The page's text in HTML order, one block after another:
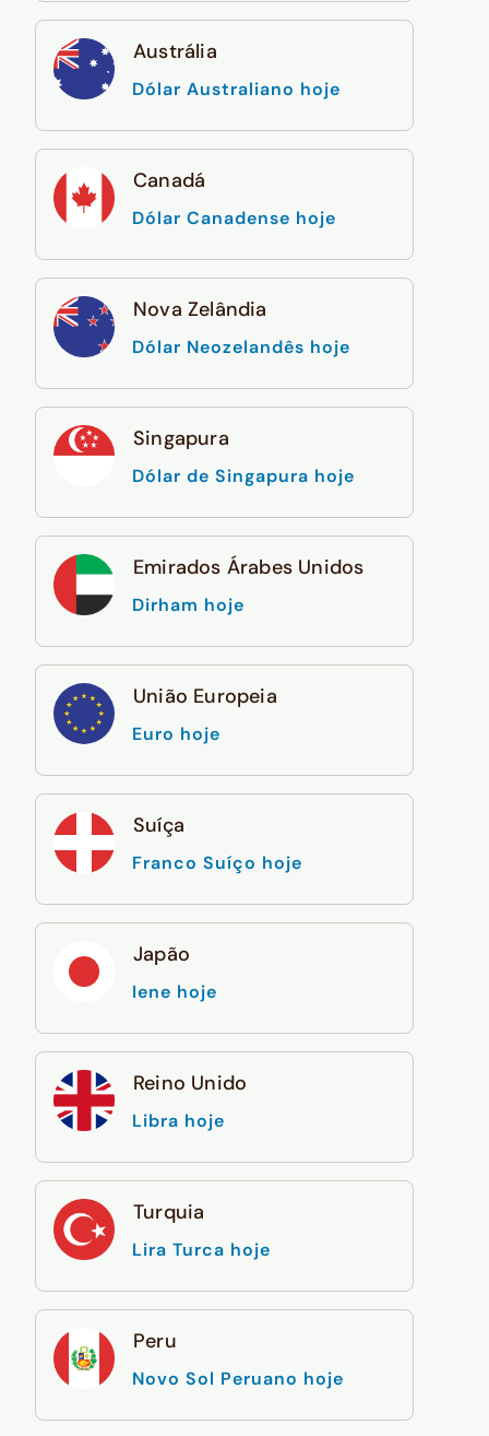
Austrália
Dólar Australiano hoje
Canadá
Dólar Canadense hoje
Nova Zelândia
Dólar Neozelandês hoje
Singapura
Dólar de Singapura hoje
Emirados Árabes Unidos
Dirham hoje
União Europeia
Euro hoje
Suíça
Franco Suíço hoje
Japão
Iene hoje
Reino Unido
Libra hoje
Turquia
Lira Turca hoje
Peru
Novo Sol Peruano hoje